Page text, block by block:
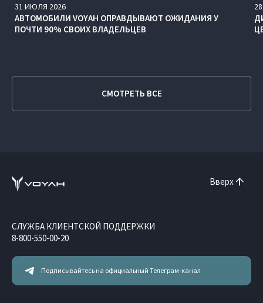
31 ИЮЛЯ 2026
АВТОМОБИЛИ VOYAH ОПРАВДЫВАЮТ ОЖИДАНИЯ У
ПОЧТИ 90% СВОИХ ВЛАДЕЛЬЦЕВ
28
СМОТРЕТЬ ВСЕ
Вверх
Подписывайтесь на официальный Телеграм-канал
СЛУЖБА КЛИЕНТСКОЙ ПОДДЕРЖКИ
8-800-550-00-20